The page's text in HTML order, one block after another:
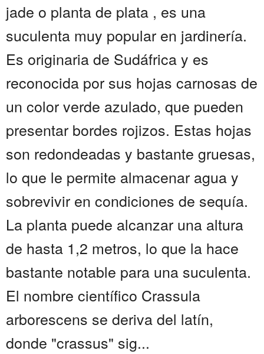
jade o planta de plata , es una
suculenta muy popular en jardinería.
Es originaria de Sudáfrica y es
reconocida por sus hojas carnosas de
un color verde azulado, que pueden
presentar bordes rojizos. Estas hojas
son redondeadas y bastante gruesas,
lo que le permite almacenar agua y
sobrevivir en condiciones de sequía.
La planta puede alcanzar una altura
de hasta 1,2 metros, lo que la hace
bastante notable para una suculenta.
El nombre científico Crassula
arborescens se deriva del latín,
donde "crassus" sig...